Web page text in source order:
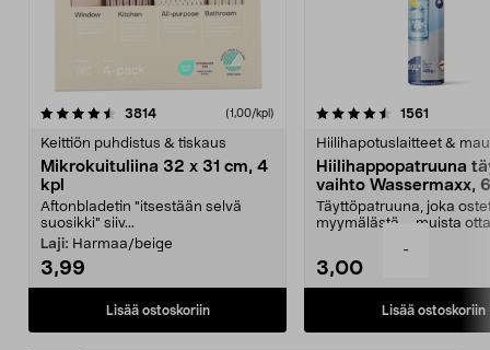
-
3814arvostelut (1,00/kpl)
Keittiön puhdistus & tiskaus
Mikrokuituliina 32 x 31 cm, 4
kpl
Aftonbladetin "itsestään selvä
suosikki" siiv...
Laji: Harmaa/beige
3,99
Lisää ostoskoriin
4.5viidestä
1561
Hiilihapotuslaitteet &
Hiilihappopatruuna
vaihto Wassermaxx,
Täyttöpatruuna, joka
myymälästä – muista
3,00
Lisää ostoskoriin
4.5viidestä